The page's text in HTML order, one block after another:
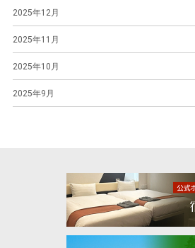
2025年12月
2025年11月
2025年10月
2025年9月